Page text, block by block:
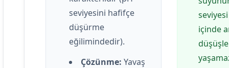
seviyesini hafifçe
düşürme
eğilimindedir).
Çözünme: Yavaş
içinde